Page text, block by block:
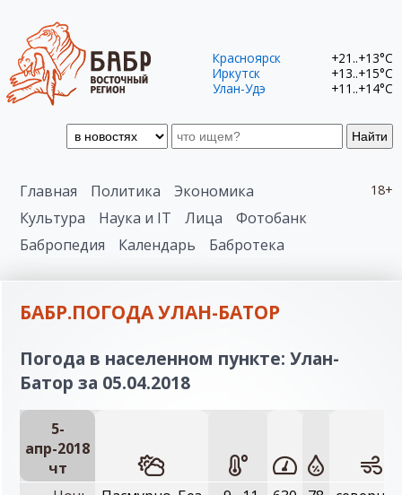
Найти
Красноярск
+21..+13°C
Иркутск
+13..+15°C
Улан-Удэ
+11..+14°C
18+
Главная Политика
Экономика
Культура
Наука и IT Лица
Фотобанк
Бабропедия
Календарь Бабротека
БАБР.ПОГОДА УЛАН-БАТОР
Погода в населенном пункте: Улан-
Батор за 05.04.2018
5-
апр-2018
чт